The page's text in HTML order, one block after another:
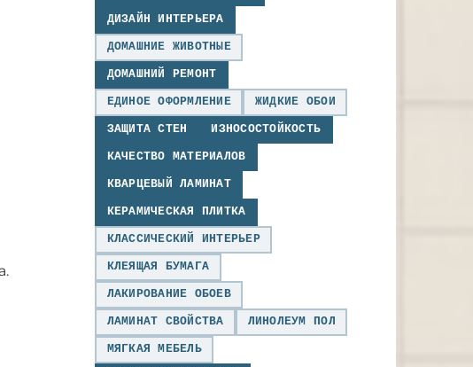
ДИЗАЙН ИНТЕРЬЕРА
ДОМАШНИЕ ЖИВОТНЫЕ
ДОМАШНИЙ РЕМОНТ
ЕДИНОЕ ОФОРМЛЕНИЕ ЖИДКИЕ ОБОИ
ЗАЩИТА СТЕН ИЗНОСОСТОЙКОСТЬ
КАЧЕСТВО МАТЕРИАЛОВ
КВАРЦЕВЫЙ ЛАМИНАТ
КЕРАМИЧЕСКАЯ ПЛИТКА
КЛАССИЧЕСКИЙ ИНТЕРЬЕР
КЛЕЯЩАЯ БУМАГА
ЛАКИРОВАНИЕ ОБОЕВ
ЛАМИНАТ СВОЙСТВА ЛИНОЛЕУМ ПОЛ
МЯГКАЯ МЕБЕЛЬ